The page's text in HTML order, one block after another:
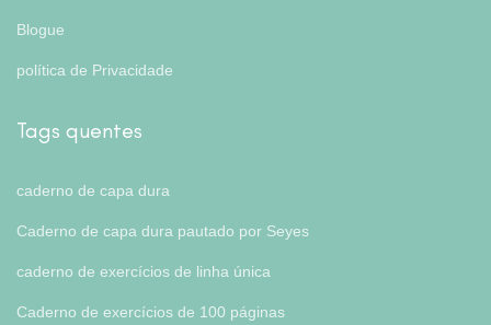
Blogue
política de Privacidade
Tags quentes
caderno de capa dura
Caderno de capa dura pautado por Seyes
caderno de exercícios de linha única
Caderno de exercícios de 100 páginas